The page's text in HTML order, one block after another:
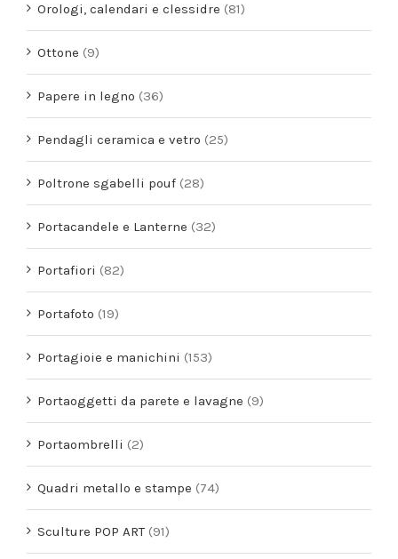
Orologi, calendari e clessidre (81)
Ottone (9)
Papere in legno (36)
Pendagli ceramica e vetro (25)
Poltrone sgabelli pouf (28)
Portacandele e Lanterne (32)
Portafiori (82)
Portafoto (19)
Portagioie e manichini (153)
Portaoggetti da parete e lavagne (9)
Portaombrelli (2)
Quadri metallo e stampe (74)
Sculture POP ART (91)